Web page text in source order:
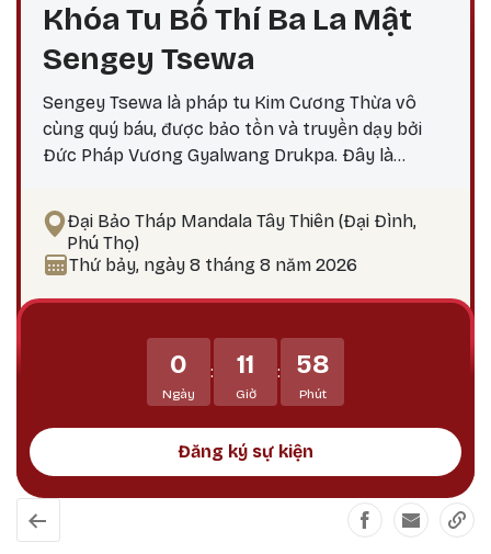
Khóa Tu Bố Thí Ba La Mật
Sengey Tsewa
Sengey Tsewa là pháp tu Kim Cương Thừa vô
cùng quý báu, được bảo tồn và truyền dạy bởi
Đức Pháp Vương Gyalwang Drukpa. Đây là
phiền não bám chấp khổ đau Tích lũy công đức,
hướng tới giác ngộ Tại sao nên thực hành vào
ngày 25? Theo lịch Kim Cương Thừa, ngày 25 là
Phật Bản Tôn Mẫu Tính.
Đại Bảo Tháp Mandala Tây Thiên (Đại Đình,
Phú Thọ)
Thứ bảy, ngày 8 tháng 8 năm 2026
0
Ngày
: 11
Giờ
: 58
Phút
Đăng ký sự kiện